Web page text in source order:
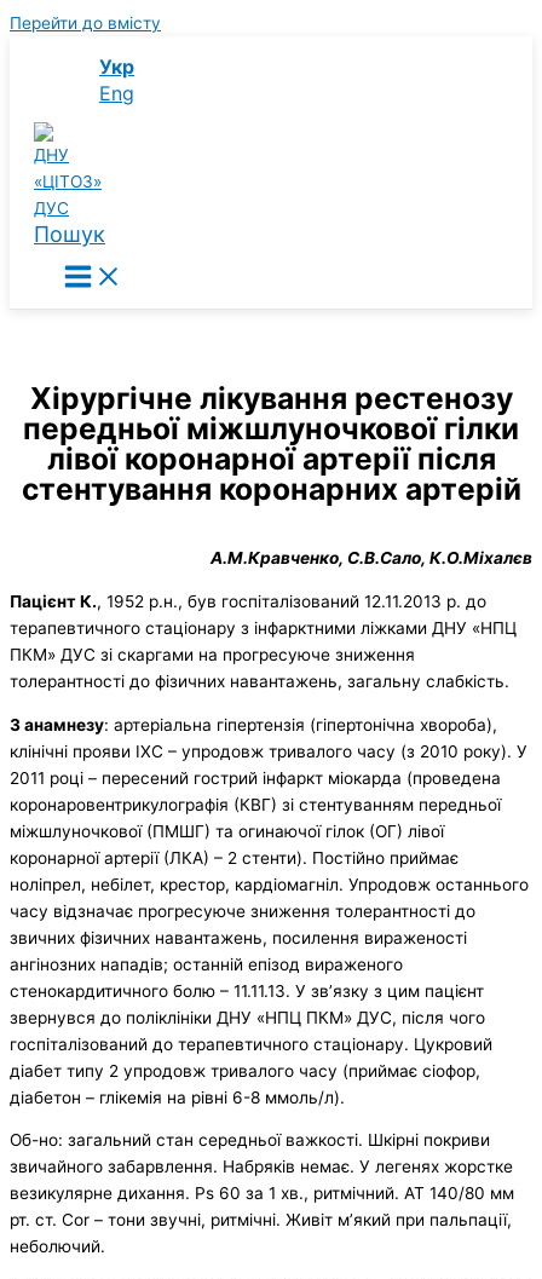
Перейти до вмісту
Укр
Eng
Пошук
Хірургічне лікування рестенозу
передньої міжшлуночкової гілки
лівої коронарної артерії після
стентування коронарних артерій
А.М.Кравченко, С.В.Сало, К.О.Міхалєв
Пацієнт К., 1952 р.н., був госпіталізований 12.11.2013 р. до
терапевтичного стаціонару з інфарктними ліжками ДНУ «НПЦ
ПКМ» ДУС зі скаргами на прогресуюче зниження
толерантності до фізичних навантажень, загальну слабкість.
З анамнезу: артеріальна гіпертензія (гіпертонічна хвороба),
клінічні прояви ІХС – упродовж тривалого часу (з 2010 року). У
2011 році – пересений гострий інфаркт міокарда (проведена
коронаровентрикулографія (КВГ) зі стентуванням передньої
міжшлуночкової (ПМШГ) та огинаючої гілок (ОГ) лівої
коронарної артерії (ЛКА) – 2 стенти). Постійно приймає
ноліпрел, небілет, крестор, кардіомагніл. Упродовж останнього
часу відзначає прогресуюче зниження толерантності до
звичних фізичних навантажень, посилення вираженості
ангінозних нападів; останній епізод вираженого
стенокардитичного болю – 11.11.13. У зв’язку з цим пацієнт
звернувся до поліклініки ДНУ «НПЦ ПКМ» ДУС, після чого
госпіталізований до терапевтичного стаціонару. Цукровий
діабет типу 2 упродовж тривалого часу (приймає сіофор,
діабетон – глікемія на рівні 6-8 ммоль/л).
Об-но: загальний стан середньої важкості. Шкірні покриви
звичайного забарвлення. Набряків немає. У легенях жорстке
везикулярне дихання. Ps 60 за 1 хв., ритмічний. АТ 140/80 мм
рт. ст. Сor – тони звучні, ритмічні. Живіт м’який при пальпації,
неболючий.